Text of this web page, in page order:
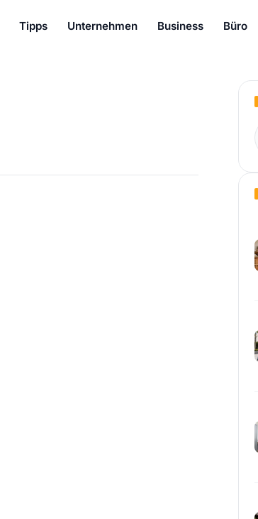
Tipps Unternehmen Business Büro